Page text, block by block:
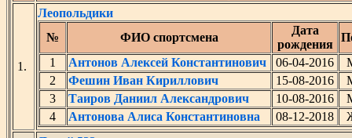
1.
Леопольдики
№
ФИО спортсмена
Дата
рождения
1
Антонов Алексей Константинович 06-04-2016
2
Фешин Иван Кириллович 15-08-2016
3
Таиров Даниил Александрович 10-08-2016
4
Антонова Алиса Константиновна 08-12-2018